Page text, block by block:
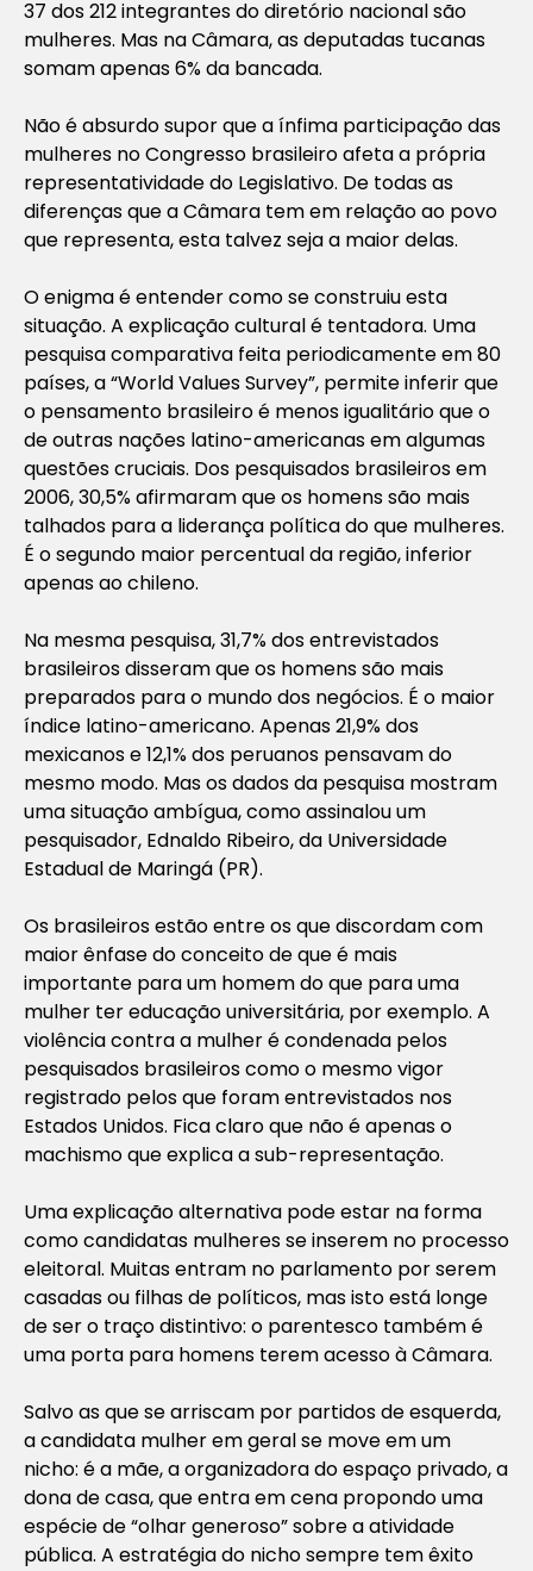
37 dos 212 integrantes do diretório nacional são
mulheres. Mas na Câmara, as deputadas tucanas
somam apenas 6% da bancada.
Não é absurdo supor que a ínfima participação das
mulheres no Congresso brasileiro afeta a própria
representatividade do Legislativo. De todas as
diferenças que a Câmara tem em relação ao povo
que representa, esta talvez seja a maior delas.
O enigma é entender como se construiu esta
situação. A explicação cultural é tentadora. Uma
pesquisa comparativa feita periodicamente em 80
países, a “World Values Survey”, permite inferir que
o pensamento brasileiro é menos igualitário que o
de outras nações latino-americanas em algumas
questões cruciais. Dos pesquisados brasileiros em
2006, 30,5% afirmaram que os homens são mais
talhados para a liderança política do que mulheres.
É o segundo maior percentual da região, inferior
apenas ao chileno.
Na mesma pesquisa, 31,7% dos entrevistados
brasileiros disseram que os homens são mais
preparados para o mundo dos negócios. É o maior
índice latino-americano. Apenas 21,9% dos
mexicanos e 12,1% dos peruanos pensavam do
mesmo modo. Mas os dados da pesquisa mostram
uma situação ambígua, como assinalou um
pesquisador, Ednaldo Ribeiro, da Universidade
Estadual de Maringá (PR).
Os brasileiros estão entre os que discordam com
maior ênfase do conceito de que é mais
importante para um homem do que para uma
mulher ter educação universitária, por exemplo. A
violência contra a mulher é condenada pelos
pesquisados brasileiros como o mesmo vigor
registrado pelos que foram entrevistados nos
Estados Unidos. Fica claro que não é apenas o
machismo que explica a sub-representação.
Uma explicação alternativa pode estar na forma
como candidatas mulheres se inserem no processo
eleitoral. Muitas entram no parlamento por serem
casadas ou filhas de políticos, mas isto está longe
de ser o traço distintivo: o parentesco também é
uma porta para homens terem acesso à Câmara.
Salvo as que se arriscam por partidos de esquerda,
a candidata mulher em geral se move em um
nicho: é a mãe, a organizadora do espaço privado, a
dona de casa, que entra em cena propondo uma
espécie de “olhar generoso” sobre a atividade
pública. A estratégia do nicho sempre tem êxito